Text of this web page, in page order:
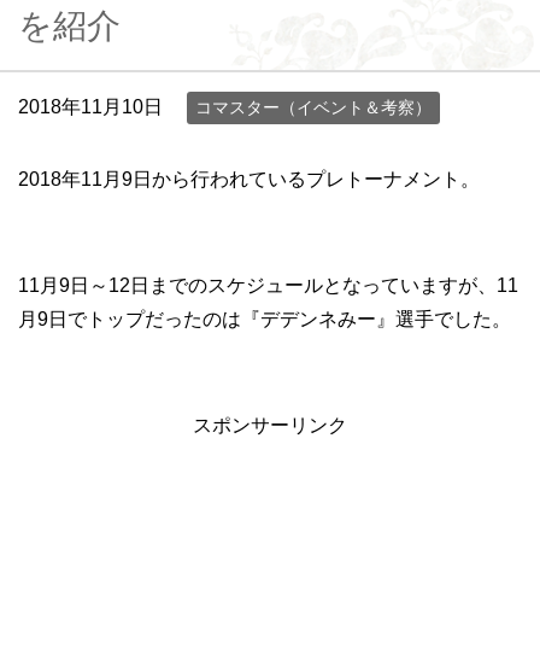
を紹介
2018年11月10日 コマスター（イベント＆考察）
2018年11月9日から行われているプレトーナメント。
11月9日～12日までのスケジュールとなっていますが、11
月9日でトップだったのは『デデンネみー』選手でした。
スポンサーリンク